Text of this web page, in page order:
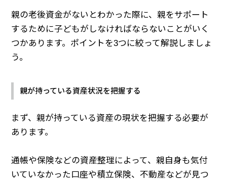
親の老後資金がないとわかった際に、親をサポート
するために子どもがしなければならないことがいく
つかあります。ポイントを3つに絞って解説しましょ
う。
親が持っている資産状況を把握する
まず、親が持っている資産の現状を把握する必要が
あります。
通帳や保険などの資産整理によって、親自身も気付
いていなかった口座や積立保険、不動産などが見つ